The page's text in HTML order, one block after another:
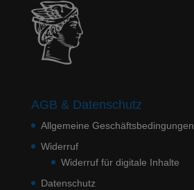
AGB & Datenschutz
Allgemeine Geschäftsbedingungen
Widerruf
Widerruf für digitale Inhalte
Datenschutz